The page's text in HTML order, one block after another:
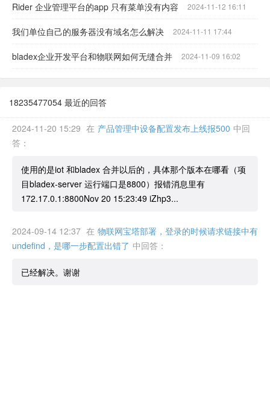
Rider 企业管理平台的app 只有菜单没有内容 2024-11-12 16:11
我们单位自己的服务器没有域名怎么解决 2024-11-11 17:44
bladex企业开发平台和物联网如何无缝合并 2024-11-09 16:02
18235477054 最近的回答
2024-11-20 15:29 在 产品管理中设备配置发布上线报500 中回
答：
使用的是iot 和bladex 合并以后的，具体那个版本在哪看（项
目bladex-server 运行端口是8800）报错消息里有
172.17.0.1:8800Nov 20 15:23:49 iZhp3...
2024-09-14 12:37 在 物联网宝塔部署，登录的时候请求链接中有
undefind，是哪一步配置出错了 中回答：
已经解决。谢谢